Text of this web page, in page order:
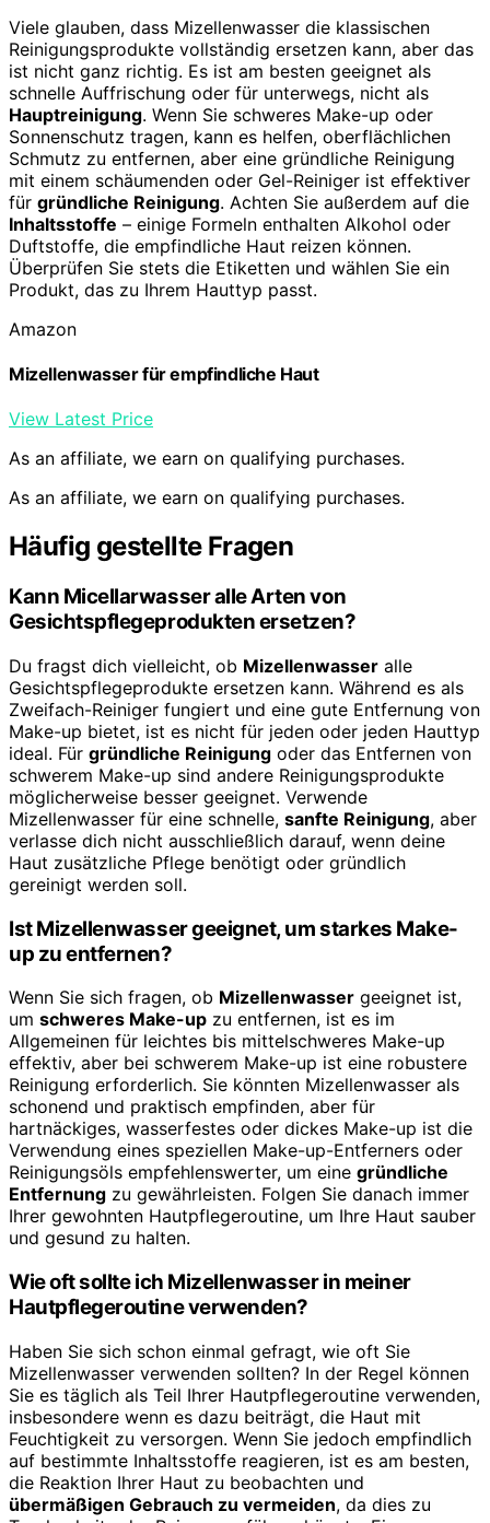
Viele glauben, dass Mizellenwasser die klassischen
Reinigungsprodukte vollständig ersetzen kann, aber das
ist nicht ganz richtig. Es ist am besten geeignet als
schnelle Auffrischung oder für unterwegs, nicht als
Hauptreinigung. Wenn Sie schweres Make-up oder
Sonnenschutz tragen, kann es helfen, oberflächlichen
Schmutz zu entfernen, aber eine gründliche Reinigung
mit einem schäumenden oder Gel-Reiniger ist effektiver
für gründliche Reinigung. Achten Sie außerdem auf die
Inhaltsstoffe – einige Formeln enthalten Alkohol oder
Duftstoffe, die empfindliche Haut reizen können.
Überprüfen Sie stets die Etiketten und wählen Sie ein
Produkt, das zu Ihrem Hauttyp passt.
Amazon
Mizellenwasser für empfindliche Haut
View Latest Price
As an affiliate, we earn on qualifying purchases.
As an affiliate, we earn on qualifying purchases.
Häufig gestellte Fragen
Kann Micellarwasser alle Arten von
Gesichtspflegeprodukten ersetzen?
Du fragst dich vielleicht, ob Mizellenwasser alle
Gesichtspflegeprodukte ersetzen kann. Während es als
Zweifach-Reiniger fungiert und eine gute Entfernung von
Make-up bietet, ist es nicht für jeden oder jeden Hauttyp
ideal. Für gründliche Reinigung oder das Entfernen von
schwerem Make-up sind andere Reinigungsprodukte
möglicherweise besser geeignet. Verwende
Mizellenwasser für eine schnelle, sanfte Reinigung, aber
verlasse dich nicht ausschließlich darauf, wenn deine
Haut zusätzliche Pflege benötigt oder gründlich
gereinigt werden soll.
Ist Mizellenwasser geeignet, um starkes Make-
up zu entfernen?
Wenn Sie sich fragen, ob Mizellenwasser geeignet ist,
um schweres Make-up zu entfernen, ist es im
Allgemeinen für leichtes bis mittelschweres Make-up
effektiv, aber bei schwerem Make-up ist eine robustere
Reinigung erforderlich. Sie könnten Mizellenwasser als
schonend und praktisch empfinden, aber für
hartnäckiges, wasserfestes oder dickes Make-up ist die
Verwendung eines speziellen Make-up-Entferners oder
Reinigungsöls empfehlenswerter, um eine gründliche
Entfernung zu gewährleisten. Folgen Sie danach immer
Ihrer gewohnten Hautpflegeroutine, um Ihre Haut sauber
und gesund zu halten.
Wie oft sollte ich Mizellenwasser in meiner
Hautpflegeroutine verwenden?
Haben Sie sich schon einmal gefragt, wie oft Sie
Mizellenwasser verwenden sollten? In der Regel können
Sie es täglich als Teil Ihrer Hautpflegeroutine verwenden,
insbesondere wenn es dazu beiträgt, die Haut mit
Feuchtigkeit zu versorgen. Wenn Sie jedoch empfindlich
auf bestimmte Inhaltsstoffe reagieren, ist es am besten,
die Reaktion Ihrer Haut zu beobachten und
übermäßigen Gebrauch zu vermeiden, da dies zu